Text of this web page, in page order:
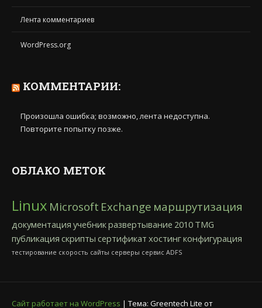
Лента комментариев
WordPress.org
КОММЕНТАРИИ:
Произошла ошибка; возможно, лента недоступна.
Повторите попытку позже.
ОБЛАКО МЕТОК
Linux Microsoft Exchange маршрутизация
документация учебникразвертывание 2010 TMG
публикация скрипты сертификат хостингконфигурация
тестирование скорость сайты серверы сервис ADFS
Сайт работает на WordPress | Тема: Greentech Lite от